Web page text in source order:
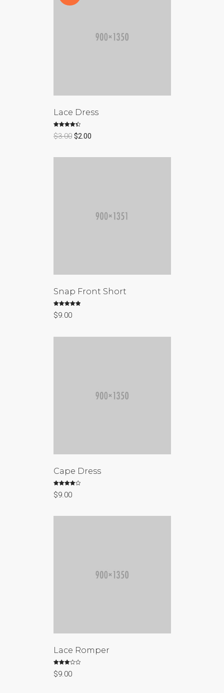
Lace Dress
Rated
4.50
$3.00 $2.00
Snap Front Short
Rated
5.00
$9.00
Cape Dress
Rated
4.00
$9.00
Lace Romper
Rated
3.00
$9.00